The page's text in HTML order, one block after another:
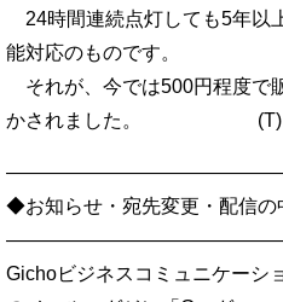
24時間連続点灯しても5年以
能対応のものです。
それが、今では500円程度で
かされました。 (T)
◆お知らせ・宛先変更・配信の
Gichoビジネスコミュニケーシ